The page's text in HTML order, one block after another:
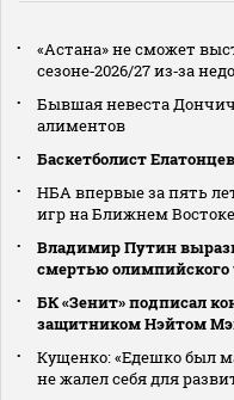
«Астана» не сможет
сезоне‑2026/27 из‑за
Бывшая невеста
алиментов
Баскетболист
НБА впервые за пять
игр на Ближнем
Владимир Путин
смертью
БК «Зенит» подписал
защитником Нэйтом
Кущенко: «Едешко был
не жалел себя для